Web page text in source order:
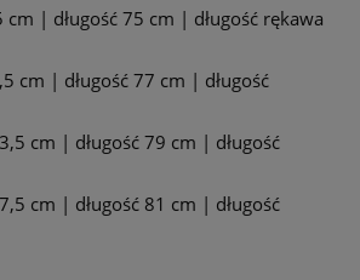
cm | długość 75 cm | długość rękawa
cm | długość 77 cm | długość
cm | długość 79 cm | długość
cm | długość 81 cm | długość